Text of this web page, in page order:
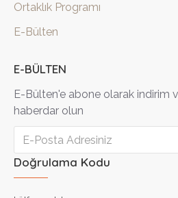
Ortaklık Programı
E-Bülten
E-BÜLTEN
E-Bülten'e abone olarak indirim
haberdar olun
Doğrulama Kodu